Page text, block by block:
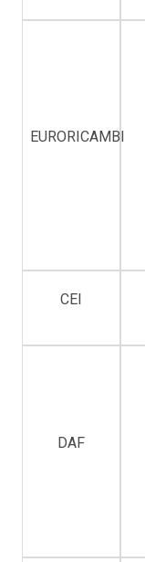
EURORICAMBI
CEI
DAF